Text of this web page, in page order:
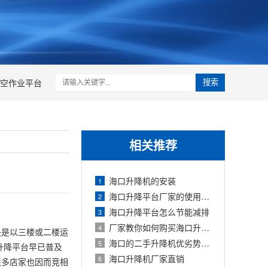
作业平台 搜索
相关推荐
1 海口升降机的安装
2 海口升降平台厂家的使用方法及维护保养
3 海口升降平台怎么节能减排
4 厂家教你如何购买海口升降平台
5 海口的二手升降机优劣势、市场前景
6 海口升降机厂家直销
以三楼或二楼运
平台早已普及
店家也因而竞相